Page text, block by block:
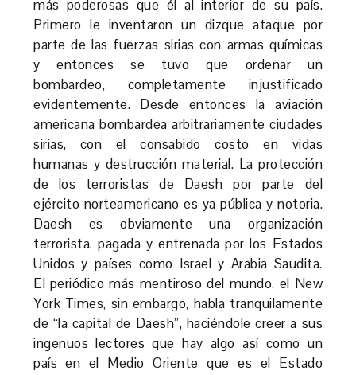
más poderosas que él al interior de su país.
Primero le inventaron un dizque ataque por
parte de las fuerzas sirias con armas químicas
y entonces se tuvo que ordenar un
bombardeo, completamente injustificado
evidentemente. Desde entonces la aviación
americana bombardea arbitrariamente ciudades
sirias, con el consabido costo en vidas
humanas y destrucción material. La protección
de los terroristas de Daesh por parte del
ejército norteamericano es ya pública y notoria.
Daesh es obviamente una organización
terrorista, pagada y entrenada por los Estados
Unidos y países como Israel y Arabia Saudita.
El periódico más mentiroso del mundo, el New
York Times, sin embargo, habla tranquilamente
de “la capital de Daesh”, haciéndole creer a sus
ingenuos lectores que hay algo así como un
país en el Medio Oriente que es el Estado